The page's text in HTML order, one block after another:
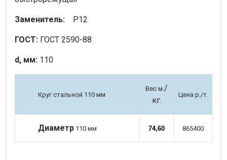
Заменитель: Р12
ГОСТ: ГОСТ 2590-88
d, мм: 110
Круг стальной 110 мм
Вес м./
кг.
Цена р./т.
Диаметр 110 мм 74,60 865400